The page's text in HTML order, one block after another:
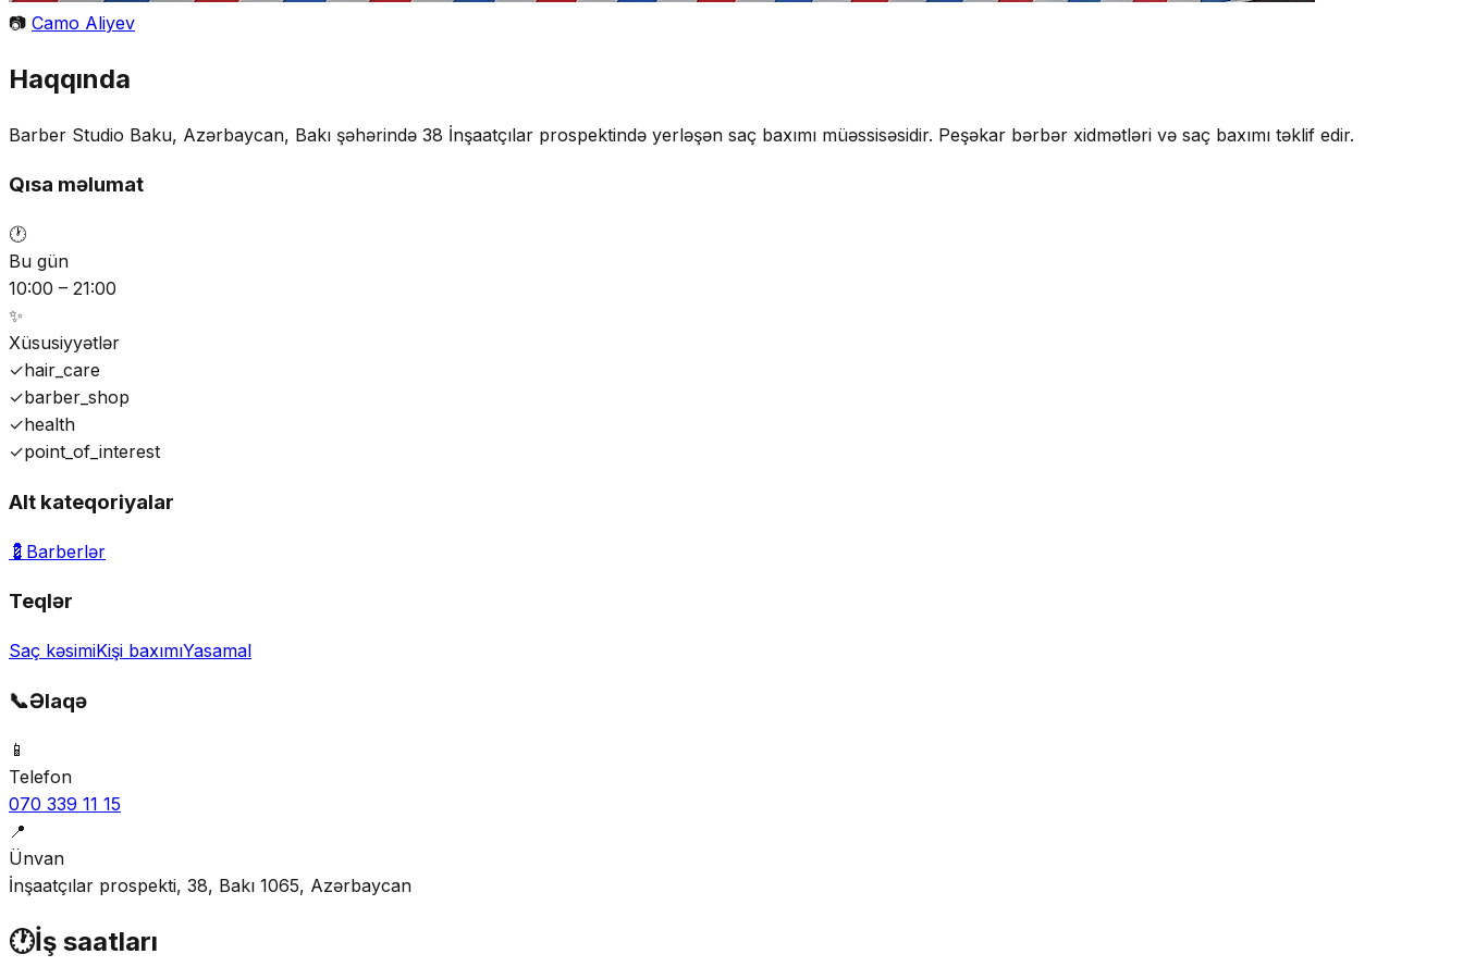
📷 Camo Aliyev
Haqqında
Barber Studio Baku, Azərbaycan, Bakı şəhərində 38 İnşaatçılar prospektində yerləşən saç baxımı müəssisəsidir. Peşəkar bərbər xidmətləri və saç baxımı təklif edir.
Qısa məlumat
🕐
Bu gün
10:00 – 21:00
✨
Xüsusiyyətlər
✓hair_care
✓barber_shop
✓health
✓point_of_interest
Alt kateqoriyalar
💈 Barberlər
Teqlər
Saç kəsimiKişi baxımıYasamal
📞Əlaqə
📱
Telefon
070 339 11 15
📍
Ünvan
İnşaatçılar prospekti, 38, Bakı 1065, Azərbaycan
🕐İş saatları